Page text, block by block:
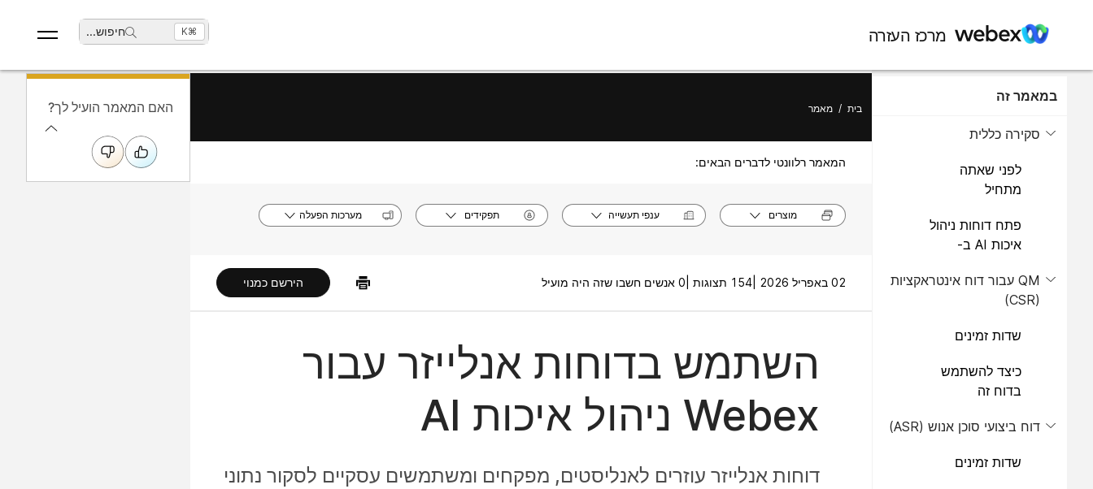
מרכז העזרה חיפוש... ⌘K
במאמר זה
סקירה כללית
לפני שאתה
מתחיל
פתח דוחות ניהול
איכות AI ב-
QM עבור דוח אינטראקציות
(CSR)
שדות זמינים
כיצד להשתמש
בדוח זה
דוח ביצועי סוכן אנוש (ASR)
שדות זמינים
בית / מאמר
המאמר רלוונטי לדברים הבאים:
מוצרים ענפי תעשייה תפקידים מערכות הפעלה
02 באפריל 2026 | 154 תצוגות | 0 אנשים חשבו שזה היה מועיל הירשם כמנוי
השתמש בדוחות אנלייזר עבור
Webex ניהול איכות AI
דוחות אנלייזר עוזרים לאנליסטים, מפקחים ומשתמשים עסקיים לסקור נתוני
האם המאמר הועיל לך?